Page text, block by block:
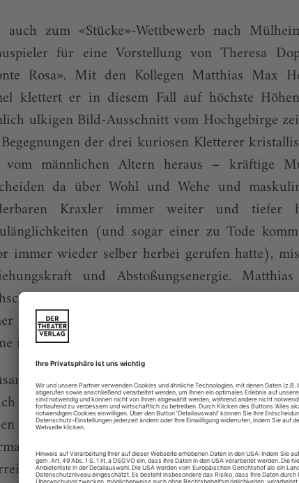
auch zum «Stücke»-Wettbewerb nach
für eine Vorstellung von Theresa
Rosa». Mit den Kollegen Matthias Max
klettert er in diesem Fall auf höchste
ulkigen Bild-Ausschnitt vom Hochgebirge
der drei kuriosen Kletterer
männlichen Altern heraus – kräftige
da über Wohl und Wehe und
Kraxler immer weiter und
(und sogar einer zu Tode
immer wieder selber herbei gerufen hatte),
und Abstoßungsenergie.
für Musik, Theater und Medien in
dünner werdender Alpen-Luft inszeniert,
im hannoverschen Ballhof.
Nebeneffekt: Lukas Holzhausen, der
aufgewachsen und an der lokalen Theater-
hannoverschen Theater-Bergen,
ist daneben der Kumpel aus
ziemlich anstrengend